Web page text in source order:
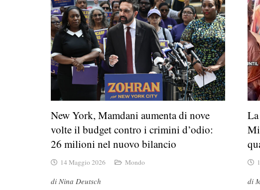
New York, Mamdani aumenta di nove
volte il budget contro i crimini d’odio:
26 milioni nel nuovo bilancio
14 Maggio 2026 Mondo
di Nina Deutsch
di